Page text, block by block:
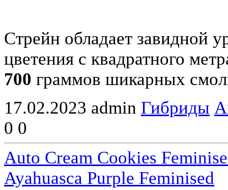
Стрейн обладает завидной
цветения с квадратного
700 граммов шикарных
17.02.2023 admin Гибриды
0 0
Auto Cream Cookies
Ayahuasca Purple Feminised